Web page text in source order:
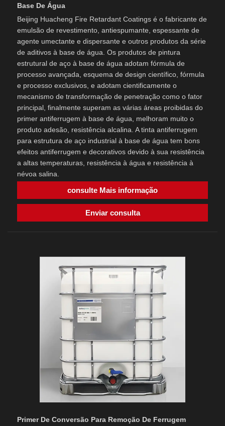
Base De Água
Beijing Huacheng Fire Retardant Coatings é o fabricante de
emulsão de revestimento, antiespumante, espessante de
agente umectante e dispersante e outros produtos da série
de aditivos à base de água. Os produtos de pintura
estrutural de aço à base de água adotam fórmula de
processo avançada, esquema de design científico, fórmula
e processo exclusivos, e adotam cientificamente o
mecanismo de transformação de penetração como o fator
principal, finalmente superam as várias áreas proibidas do
primer antiferrugem à base de água, melhoram muito o
produto adesão, resistência alcalina. A tinta antiferrugem
para estrutura de aço industrial à base de água tem bons
efeitos antiferrugem e decorativos devido à sua resistência
a altas temperaturas, resistência à água e resistência à
névoa salina.
consulte Mais informação
Enviar consulta
Primer De Conversão Para Remoção De Ferrugem